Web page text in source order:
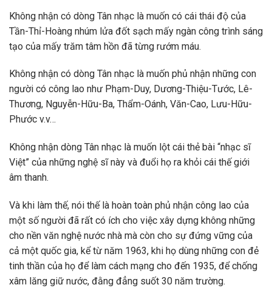
Không nhận có dòng Tân nhạc là muốn có cái thái độ của
Tần-Thỉ-Hoàng nhúm lửa đốt sạch mấy ngàn công trình sáng
tạo của mấy trăm tâm hồn đã từng rướm máu.
Không nhận có dòng Tân nhạc là muốn phủ nhận những con
người có công lao như Phạm-Duy, Dương-Thiệu-Tước, Lê-
Thương, Nguyễn-Hữu-Ba, Thẩm-Oánh, Văn-Cao, Lưu-Hữu-
Phước v.v…
Không nhận dòng Tân nhạc là muốn lột cái thẻ bài “nhạc sĩ
Việt” của những nghệ sĩ này và đuổi họ ra khỏi cái thế giới
âm thanh.
Và khi làm thế, nói thế là hoàn toàn phủ nhận công lao của
một số người đã rất có ích cho việc xây dựng không những
cho nền văn nghệ nước nhà mà còn cho sự đứng vững của
cả một quốc gia, kể từ năm 1963, khi họ dùng những con đẻ
tinh thần của họ để làm cách mạng cho đến 1935, để chống
xâm lăng giữ nước, đằng đẳng suốt 30 năm trường.